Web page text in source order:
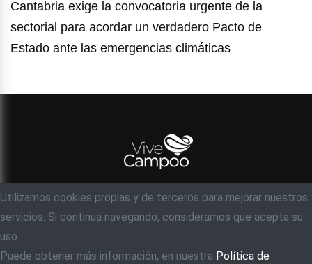
Utilizamos cookies propias y de terceros para mejorar nuestros
servicios. Si continua navegando, consideramos que acepta su
uso.
Puede obtener más información, en nuestra Política de
Cantabria exige la convocatoria urgente de la
sectorial para acordar un verdadero Pacto de
Estado ante las emergencias climáticas
© Objetivo 35 milímetros, S.C
Acerca de Contacto Ayuda
Aviso legal